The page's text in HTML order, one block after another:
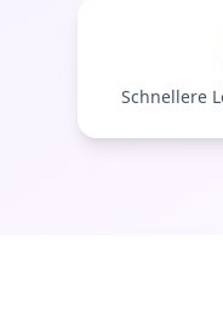
Schnellere